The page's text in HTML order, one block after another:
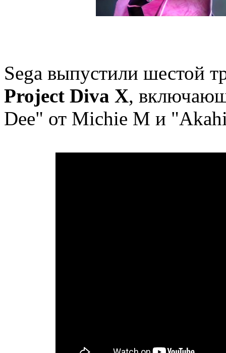
Sega выпустили шестой
Project Diva X,
Dee" от Michie M и